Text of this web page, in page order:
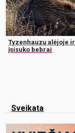
Tyzenhauzų alėjoje ir
įsisuko bebrai
Sveikata